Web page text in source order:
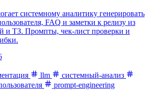
системному аналитику генерировать
FAQ и заметки к релизу из
и ТЗ. Промпты, чек-лист проверки и
llm
системный-анализ
prompt-engineering